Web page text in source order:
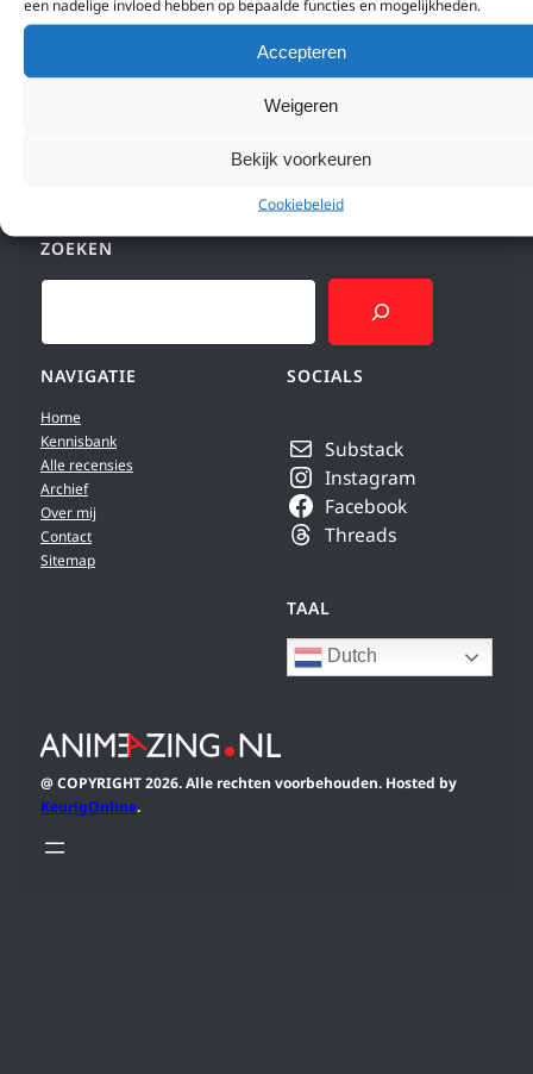
een nadelige invloed hebben op bepaalde functies en mogelijkheden.
Accepteren
Weigeren
Bekijk voorkeuren
Cookiebeleid
Japan. Er zijn…
ZOEKEN
Search
NAVIGATIE
Home
Kennisbank
Alle recensies
Archief
Over mij
Contact
Sitemap
SOCIALS
Substack
Instagram
Facebook
Threads
TAAL
Dutch
@ COPYRIGHT 2026. Alle rechten voorbehouden. Hosted by
KeurigOnline.